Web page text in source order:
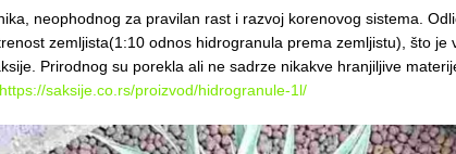
neophodnog za pravilan rast i razvoj korenovog sistema.
zemljista(1:10 odnos hidrogranula prema zemljistu), što je
Prirodnog su porekla ali ne sadrze nikakve hranjiljive
https://saksije.co.rs/proizvod/hidrogranule-1l/